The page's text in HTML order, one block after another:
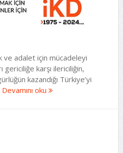
ve adalet için mücadeleyi
gericiliğe karşı ilericiliğin,
kazandığı Türkiye’yi
Devamını oku